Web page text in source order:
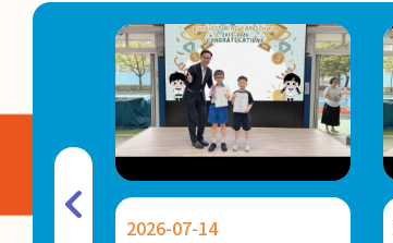
2026-07-14